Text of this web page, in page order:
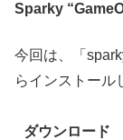
Sparky
今回は、「
らインストール
ダウンロード